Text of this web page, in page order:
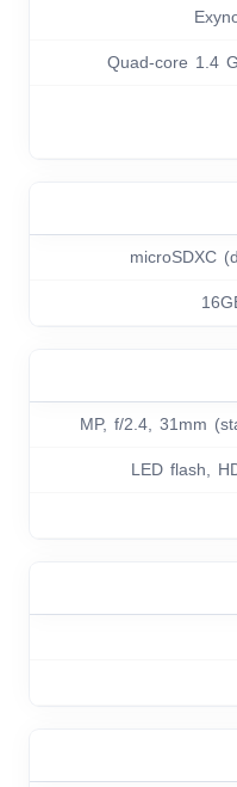
Quad-core 1.4
microSDXC
LED flash,